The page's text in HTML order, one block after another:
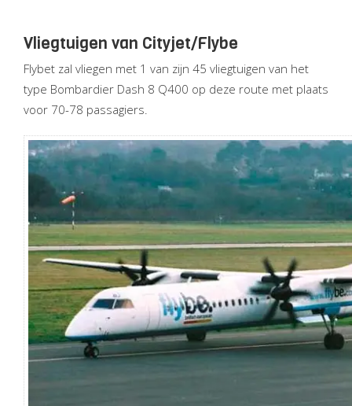
Vliegtuigen van Cityjet/Flybe
Flybet zal vliegen met 1 van zijn 45 vliegtuigen van het
type Bombardier Dash 8 Q400 op deze route met plaats
voor 70-78 passagiers.